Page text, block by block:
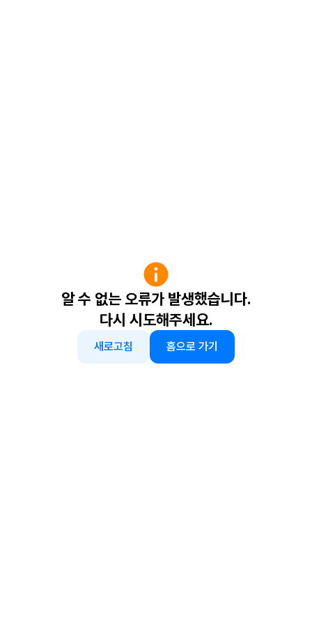
알 수 없는 오류가 발생했습니다.
다시 시도해주세요.
새로고침 홈으로 가기